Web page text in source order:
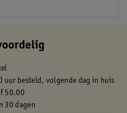
uur besteld, volgende dag in huis
50.00
30 dagen